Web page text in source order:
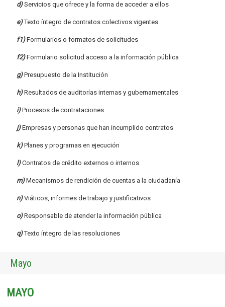
d)Servicios que ofrece y la forma de acceder a ellos
e)Texto íntegro de contratos colectivos vigentes
f1)Formularios o formatos de solicitudes
f2)Formulario solicitud acceso a la información pública
g) Presupuesto de la Institución
h)Resultados de auditorías internas y gubernamentales
i) Procesos de contrataciones
j) Empresas y personas que han incumplido contratos
k) Planes y programas en ejecución
l) Contratos de crédito externos o internos
m)Mecanismos de rendición de cuentas a la ciudadanía
n)Viáticos, informes de trabajo y justificativos
o)Responsable de atender la información pública
q) Texto íntegro de las resoluciones
Mayo
MAYO